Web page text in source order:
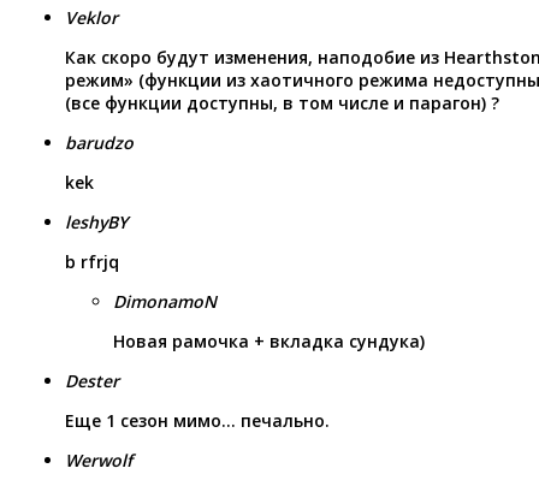
Veklor
Как скоро будут изменения, наподобие из
режим» (функции из хаотичного режима
(все функции доступны, в том числе и парагон) ?
barudzo
kek
leshyBY
b rfrjq
DimonamoN
Новая рамочка + вкладка сундука)
Dester
Еще 1 сезон мимо… печально.
Werwolf